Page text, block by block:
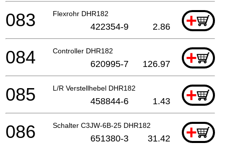
Flexrohr DHR182 +
083 422354-9 2.86
Controller DHR182 +
084 620995-7 126.97
L/R Verstellhebel DHR182 +
085 458844-6 1.43
Schalter C3JW-6B-25 DHR182 +
086 651380-3 31.42